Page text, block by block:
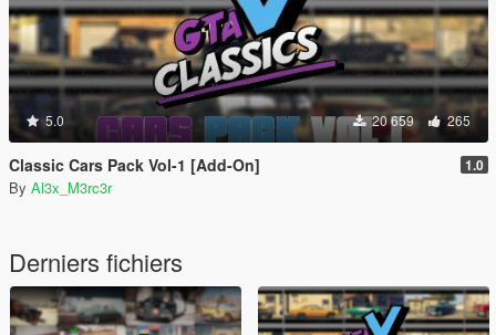
5.0 20 659 265
Classic Cars Pack Vol-1 [Add-On] 1.0
By Al3x_M3rc3r
Derniers fichiers